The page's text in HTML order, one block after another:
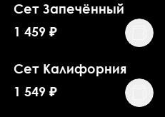
Сет Запечённый
1 459 ₽
Сет Калифорния
1 549 ₽